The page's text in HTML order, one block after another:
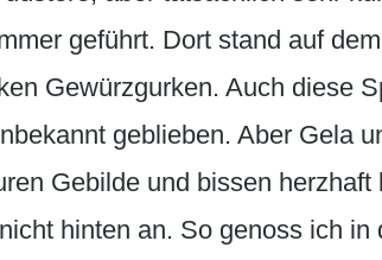
geführt. Dort stand auf
Gewürzgurken. Auch diese
geblieben. Aber Gela
Gebilde und bissen
hinten an. So genoss ich in